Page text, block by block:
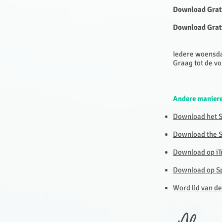
Download
Download
Iedere
Graag tot de
Andere
Download het
Download the
Download op
Download op
Word lid van